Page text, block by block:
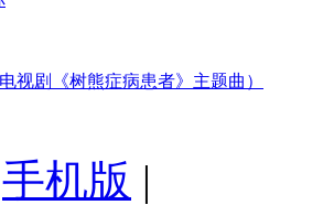
视剧《树熊症病患者》主题曲）
手机版 |